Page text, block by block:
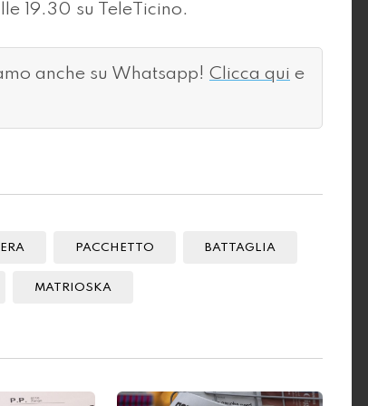
19.30 su TeleTicino.
anche su Whatsapp! Clicca qui e
PACCHETTO BATTAGLIA
MATRIOSKA